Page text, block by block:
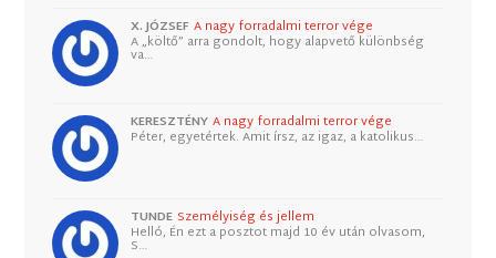
X. JÓZSEF A nagy forradalmi terror vége
A „költő” arra gondolt, hogy alapvető különbség
va…
KERESZTÉNY A nagy forradalmi terror vége
Péter, egyetértek. Amit írsz, az igaz, a katolikus…
TUNDE Személyiség és jellem
Helló, Én ezt a posztot majd 10 év után olvasom,
S…